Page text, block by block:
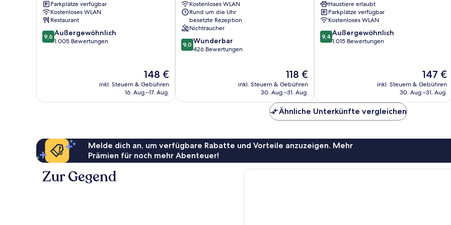
Parkplätze verfügbar
Kostenloses WLAN
Restaurant
9.6
von
9,6 Außergewöhnlich
1.005 Bewertungen
Der
Preis
beträgt
148 €
inkl. Steuern & Gebühren
16. Aug.–17. Aug.
von
Innsbruck
Kostenloses WLAN
Rund um die Uhr
besetzte Rezeption
Nichtraucher
9.0
von
9,0 Wunderbar
426 Bewertungen
Der
Preis
beträgt
118 €
inkl. Steuern & Gebühren
30. Aug.–31. Aug.
Innsbruck
Wilten
Haustiere erlaubt
Parkplätze verfügbar
Kostenloses WLAN
9.4
von
9,4 Außergewöhnlich
1.015 Bewertungen
Der
Preis
beträgt
147 €
inkl. Steuern & Gebühren
30. Aug.–31. Aug.
Ähnliche Unterkünfte vergleichen
Melde dich an, um verfügbare Rabatte und Vorteile anzuzeigen. Mehr
Prämien für noch mehr Abenteuer!
Zur Gegend